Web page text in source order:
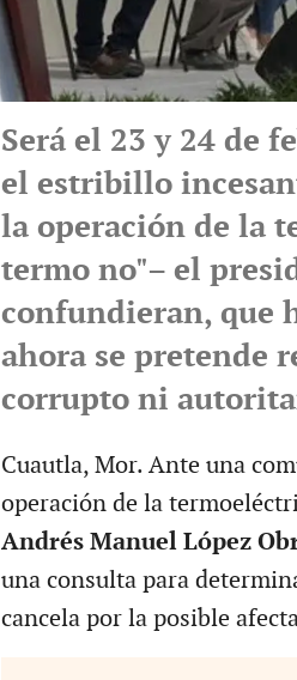
Será el 23 y 24 de
el estribillo
la operación de la
termo no"– el
confundieran, que
ahora se pretende
corrupto ni
Cuautla, Mor. Ante una
operación de la
Andrés Manuel López
una consulta para
cancela por la posible